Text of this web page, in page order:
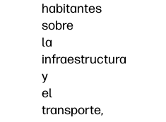
habitantes
sobre
la
infraestructura
y
el
transporte,